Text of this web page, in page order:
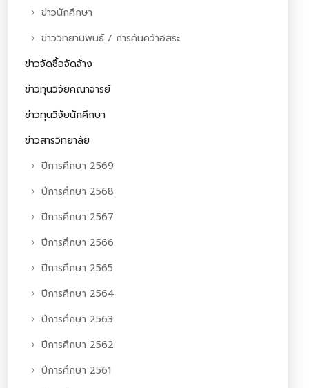
ข่าวนักศึกษา
ข่าววิทยานิพนธ์ / การค้นคว้าอิสระ
ข่าวจัดซื้อจัดจ้าง
ข่าวทุนวิจัยคณาจารย์
ข่าวทุนวิจัยนักศึกษา
ข่าวสารวิทยาลัย
ปีการศึกษา 2569
ปีการศึกษา 2568
ปีการศึกษา 2567
ปีการศึกษา 2566
ปีการศึกษา 2565
ปีการศึกษา 2564
ปีการศึกษา 2563
ปีการศึกษา 2562
ปีการศึกษา 2561